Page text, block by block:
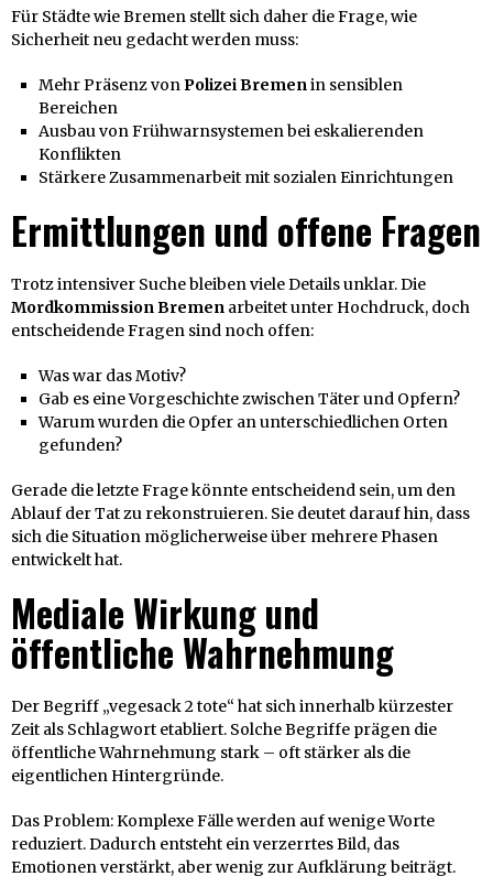
Für Städte wie Bremen stellt sich daher die Frage, wie
Sicherheit neu gedacht werden muss:
Mehr Präsenz vonPolizei Bremenin sensiblen
Bereichen
Ausbau von Frühwarnsystemen bei eskalierenden
Konflikten
Stärkere Zusammenarbeit mit sozialen Einrichtungen
Ermittlungen und offene Fragen
Trotz intensiver Suche bleiben viele Details unklar. Die
Mordkommission Bremen arbeitet unter Hochdruck, doch
entscheidende Fragen sind noch offen:
Was war das Motiv?
Gab es eine Vorgeschichte zwischen Täter und Opfern?
Warum wurden die Opfer an unterschiedlichen Orten
gefunden?
Gerade die letzte Frage könnte entscheidend sein, um den
Ablauf der Tat zu rekonstruieren. Sie deutet darauf hin, dass
sich die Situation möglicherweise über mehrere Phasen
entwickelt hat.
Mediale Wirkung und
öffentliche Wahrnehmung
Der Begriff „vegesack 2 tote“ hat sich innerhalb kürzester
Zeit als Schlagwort etabliert. Solche Begriffe prägen die
öffentliche Wahrnehmung stark – oft stärker als die
eigentlichen Hintergründe.
Das Problem: Komplexe Fälle werden auf wenige Worte
reduziert. Dadurch entsteht ein verzerrtes Bild, das
Emotionen verstärkt, aber wenig zur Aufklärung beiträgt.